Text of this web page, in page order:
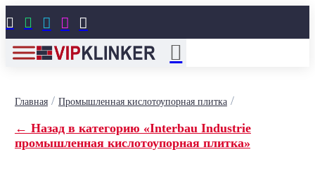
    
Главная/ Промышленная кислотоупорная плитка/
← Назад в категорию «Interbau Industrie
промышленная кислотоупорная плитка»